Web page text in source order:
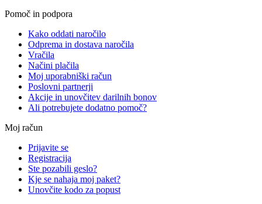
Pomoč in podpora
Kako oddati naročilo
Odprema in dostava naročila
Vračila
Načini plačila
Moj uporabniški račun
Poslovni partnerji
Akcije in unovčitev darilnih bonov
Ali potrebujete dodatno pomoč?
Moj račun
Prijavite se
Registracija
Ste pozabili geslo?
Kje se nahaja moj paket?
Unovčite kodo za popust